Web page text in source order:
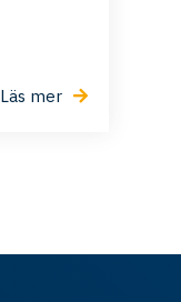
Läs mer